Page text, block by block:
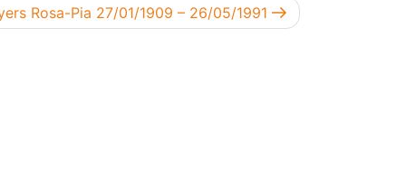
bericht
Rosa-Pia 27/01/1909 – 26/05/1991